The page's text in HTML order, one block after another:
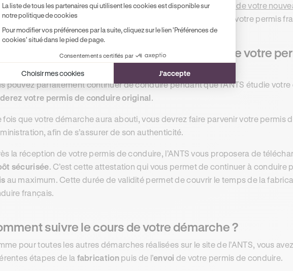
de conduire. Vous pourrez suivre l’avancée de lafabrication de votre
pourrez également continuer à conduire le temps de recevoir votre permis
vous conduire en attendant l’arrivée de votre
?
pouvez parfaitement continuer de conduire pendant que l’ANTS étudie
votre permis de conduire original.
fois que votre démarche aura abouti, vous devrez faire parvenir votre permis
afin de s’assurer de son authenticité.
la réception de votre permis de conduire, l’ANTS vous proposera de
sécurisée. C’est cette attestation qui vous permet de continuer à conduire
au maximum. Cette durée de validité permet de couvrir le temps de la
français.
suivre le cours de votre démarche ?
pour toutes les autres démarches réalisées sur le site de l’ANTS, vous
étapes de la fabricationpuis de l’envoi de votre permis de conduire.
La liste de tous les partenaires qui utilisent les cookies est disponible sur
notre politique de cookies
Pour modifier vos préférences par la suite, cliquez sur le lien 'Préférences de
cookies' situé dans le pied de page.
Consentements certifiés par
Choisir mes cookies J'accepte